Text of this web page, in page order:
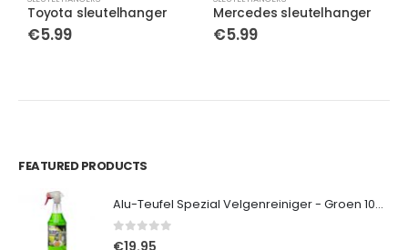
Toyota sleutelhanger
€5.99
Mercedes sleutelhanger
€5.99
FEATURED PRODUCTS
Alu-Teufel Spezial Velgenreiniger - Groen 1000ml
0out of 5